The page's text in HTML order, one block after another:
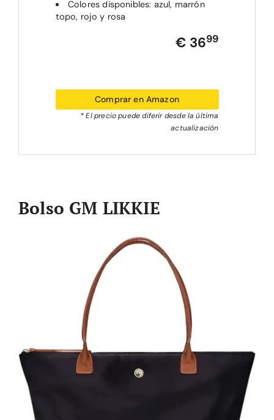
Colores disponibles: azul, marrón
topo, rojo y rosa
€ 3699
Comprar en Amazon
* El precio puede diferir desde la última
actualización
Bolso GM LIKKIE